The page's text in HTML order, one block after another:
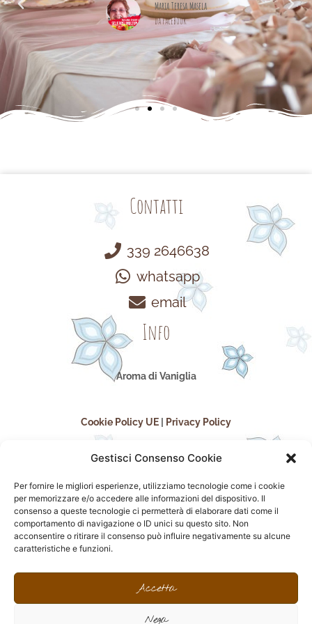
Gestisci Consenso Cookie
Per fornire le migliori esperienze, utilizziamo tecnologie come i cookie
per memorizzare e/o accedere alle informazioni del dispositivo. Il
consenso a queste tecnologie ci permetterà di elaborare dati come il
comportamento di navigazione o ID unici su questo sito. Non
acconsentire o ritirare il consenso può influire negativamente su alcune
caratteristiche e funzioni.
Accetta
Nega
Maria Teresa Masela
da Facebook
Contatti
339 2646638
whatsapp
email
Info
Aroma di Vaniglia
Cookie Policy UE Privacy Policy
seguici sui social
F
e
I
n
t
a
P
i
t
F
c